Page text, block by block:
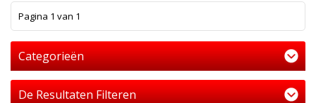
Pagina 1 van 1
Categorieën
De Resultaten Filteren